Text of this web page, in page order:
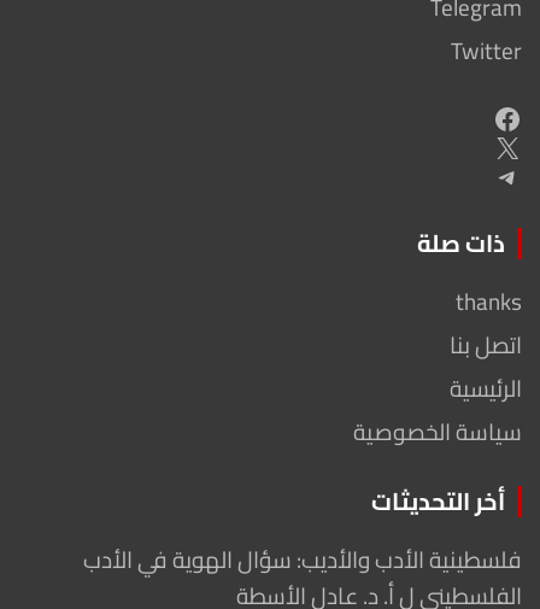
Twitter
Facebook
X
Telegram
ذات صلة
thanks
اتصل بنا
الرئيسية
سياسة الخصوصية
أخر التحديثات
فلسطينية الأدب والأديب: سؤال الهوية في الأدب
الفلسطيني ل أ. د. عادل الأسطة